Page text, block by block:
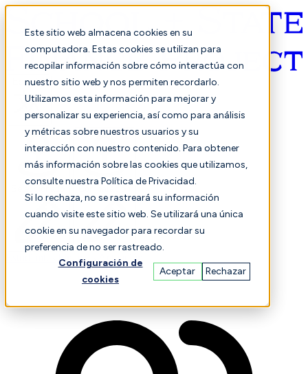
Este sitio web almacena cookies en su
computadora. Estas cookies se utilizan para
recopilar información sobre cómo interactúa con
nuestro sitio web y nos permiten recordarlo.
Utilizamos esta información para mejorar y
personalizar su experiencia, así como para análisis
y métricas sobre nuestros usuarios y su
interacción con nuestro contenido. Para obtener
más información sobre las cookies que utilizamos,
consulte nuestra Política de Privacidad.
Si lo rechaza, no se rastreará su información
cuando visite este sitio web. Se utilizará una única
cookie en su navegador para recordar su
preferencia de no ser rastreado.
Configuración de
cookies
Aceptar Rechazar
Español
Finanzas Actuación